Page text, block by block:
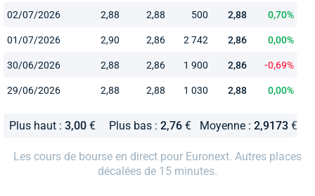
02/07/2026 2,88 2,88 500 2,88 0,70%
01/07/2026 2,90 2,86 2 742 2,86 0,00%
30/06/2026 2,88 2,86 1 900 2,86 -0,69%
29/06/2026 2,88 2,88 1 030 2,88 0,00%
Plus haut :3,00 € Plus bas :2,76 € Moyenne : 2,9173€
Les cours de bourse en direct pour Euronext. Autres places
décalées de 15 minutes.